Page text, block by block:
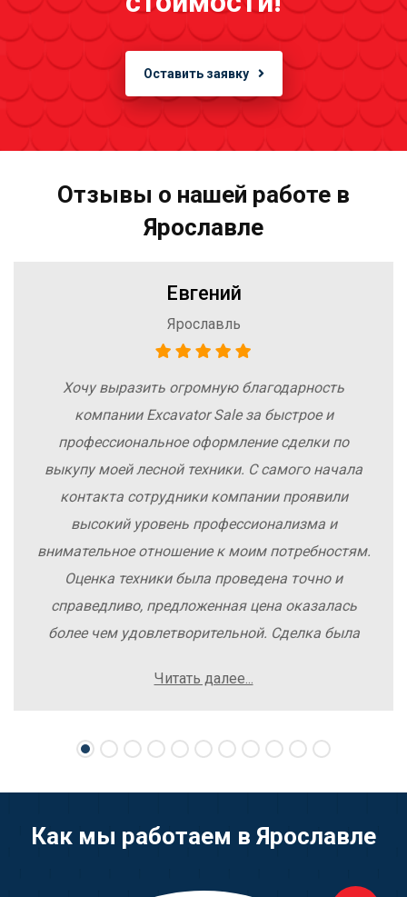
Оставить заявку
Отзывы о нашей работе в
Ярославле
Евгений
Ярославль
Хочу выразить огромную благодарность
компании Excavator Sale за быстрое и
профессиональное оформление сделки по
выкупу моей лесной техники. С самого начала
контакта сотрудники компании проявили
высокий уровень профессионализма и
внимательное отношение к моим потребностям.
Оценка техники была проведена точно и
справедливо, предложенная цена оказалась
более чем удовлетворительной. Сделка была
осложнений. Рекомендую компанию Excavator
свою спецтехнику.
Читать далее...
Как мы работаем в Ярославле